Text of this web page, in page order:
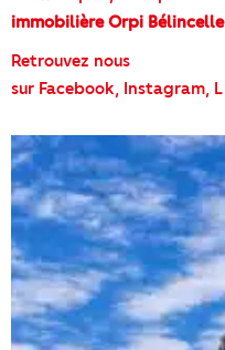
immobilière Orpi Bélincelle
Retrouvez nous
sur Facebook, Instagram,